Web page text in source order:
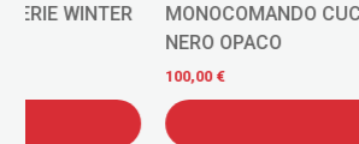
MONOCOMANDO CUCINA KELLER